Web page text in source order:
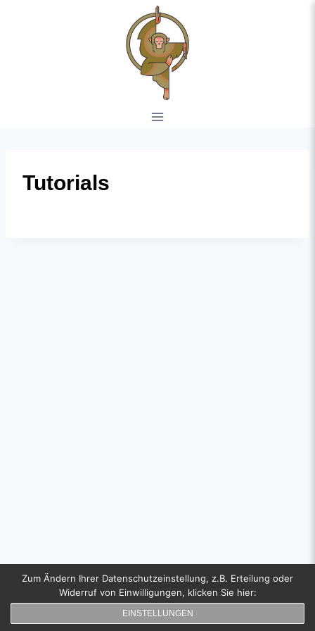
Tutorials
Zum Ändern Ihrer Datenschutzeinstellung, z.B. Erteilung oder
Widerruf von Einwilligungen, klicken Sie hier:
EINSTELLUNGEN